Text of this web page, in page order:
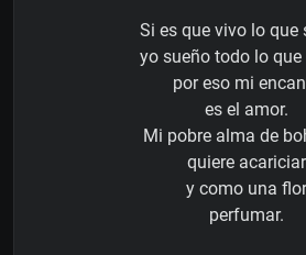
Si es que vivo lo que
yo sueño todo lo que
por eso mi
es el amor.
Mi pobre alma de
quiere acariciar
y como una flor
perfumar.